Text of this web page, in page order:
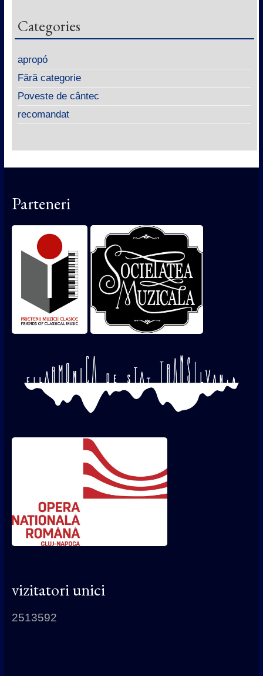
Categories
apropó
Fără categorie
Poveste de cântec
recomandat
Parteneri
vizitatori unici
2513592